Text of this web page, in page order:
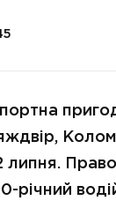
липня.
річний